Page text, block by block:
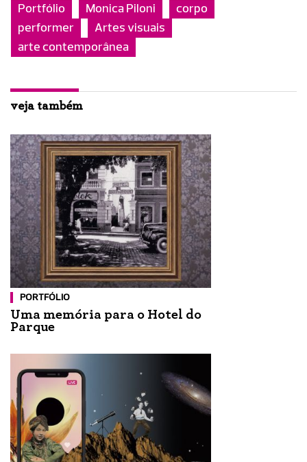
Portfólio Monica Piloni
corpo
performer
Artes visuais
arte contemporânea
veja também
PORTFÓLIO
Uma memória para o Hotel do
Parque